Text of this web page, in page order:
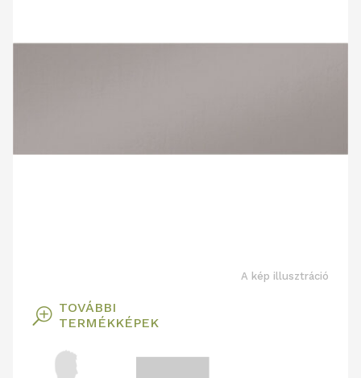
A kép illusztráció
T TOVÁBBI
TERMÉKKÉPEK